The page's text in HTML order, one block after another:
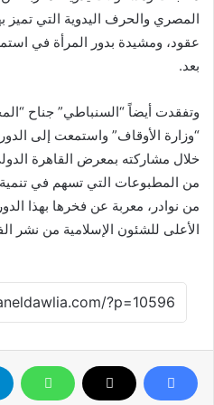
المصري والحرف اليدوية التي
عقود، ومشيدة بدور المرأة في
بعد.
وتفقدت أيضاً “السنباطي” جناح
“وزارة الأوقاف” واستمعت إلى
خلال مشاركته بمعرض القاهرة
من المطبوعات التي تسهم في تنمية
من نوادر، معربة عن فخرها بهذا
الأعلى للشئون الإسلامية من نشر